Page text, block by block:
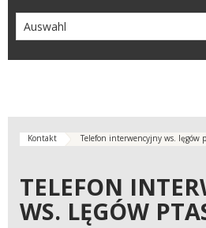
Kontakt Telefon interwencyjny ws. lęgów
TELEFON
WS. LĘGÓW